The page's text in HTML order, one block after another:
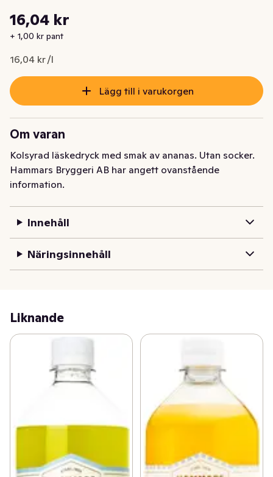
Nuvarande pris är: 16,04 kr
16,04 kr
+ 1,00 kr pant
16,04 kr /l
Styckpris: 16,04 kr /l
Lägg till i varukorgen
Om varan
Kolsyrad läskedryck med smak av ananas. Utan socker.
Hammars Bryggeri AB har angett ovanstående
information.
Innehåll
Näringsinnehåll
Liknande